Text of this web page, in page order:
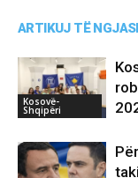
ARTIKUJ TË
Kosovë-
Shqipëri